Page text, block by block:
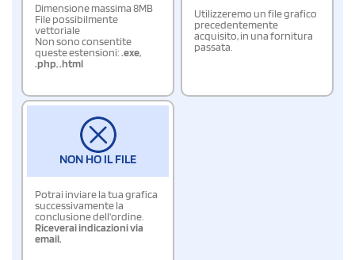
Dimensione massima 8MB
File possibilmente
vettoriale
Non sono consentite
queste estensioni:.exe,
.php,.html
Utilizzeremo un file grafico
precedentemente
acquisito, in una fornitura
passata.
NON HO IL FILE
Potrai inviare la tua grafica
successivamente la
conclusione dell'ordine.
Riceverai indicazioni via
email.